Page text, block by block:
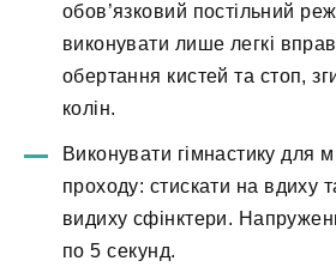
обов’язковий постільний
виконувати лише легкі
обертання кистей та стоп,
колін.
Виконувати гімнастику для
проходу: стискати на вдиху
видиху сфінктери.
по 5 секунд.